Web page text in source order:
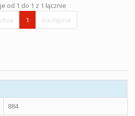
od 1 do 1 z 1 łącznie
1 Następna
884